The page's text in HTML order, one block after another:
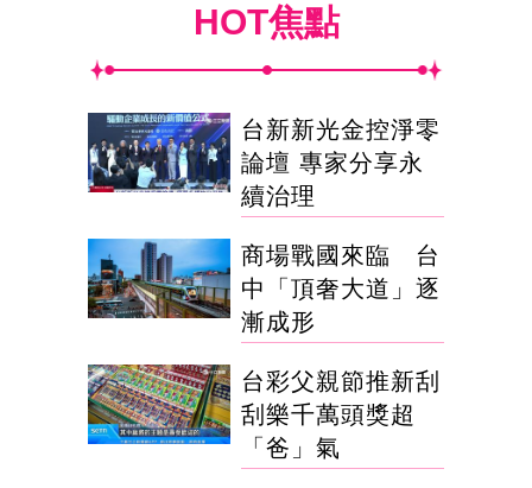
HOT焦點
台新新光金控淨零
論壇 專家分享永
續治理
商場戰國來臨 台
中「頂奢大道」逐
漸成形
台彩父親節推新刮
刮樂千萬頭獎超
「爸」氣